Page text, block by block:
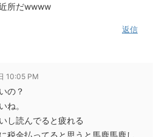
所だwwww
返信
10:05 PM
の？
ね。
し読んでると疲れる
税金払ってると思うと馬鹿馬鹿し